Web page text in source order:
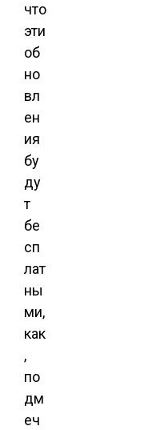
что
эти
об
но
вл
ен
ия
бу
ду
т
бе
сп
лат
ны
ми,
как
,
по
дм
еч